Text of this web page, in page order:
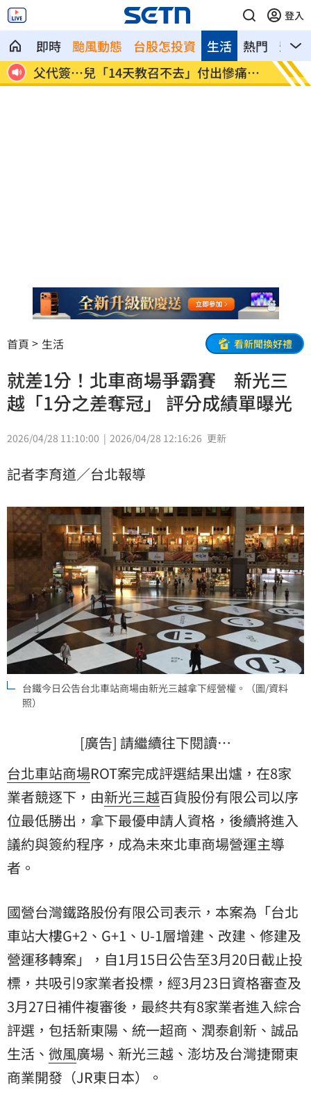
登入
即時 颱風動態 台股怎投資 熱門 影音
生活
父代簽…兒「14天教召不去」付出慘痛代
價
許忠
首頁 生活 看新聞換好禮
就差1分！北車商場爭霸賽 新光三
越「1分之差奪冠」 評分成績單曝光
2026/04/28 11:10:00 2026/04/28 12:16:26 更新
記者李育道／台北報導
台鐵今日公告台北車站商場由新光三越拿下經營權。（圖/資料
照）
[廣告] 請繼續往下閱讀…
台北車站商場ROT案完成評選結果出爐，在8家
業者競逐下，由新光三越百貨股份有限公司以序
位最低勝出，拿下最優申請人資格，後續將進入
議約與簽約程序，成為未來北車商場營運主導
者。
國營台灣鐵路股份有限公司表示，本案為「台北
車站大樓G+2、G+1、U-1層增建、改建、修建及
營運移轉案」，自1月15日公告至3月20日截止投
標，共吸引9家業者投標，經3月23日資格審查及
3月27日補件複審後，最終共有8家業者進入綜合
評選，包括新東陽、統一超商、潤泰創新、誠品
生活、 微風廣場、新光三越、澎坊及台灣捷爾東
商業開發（JR東日本）。